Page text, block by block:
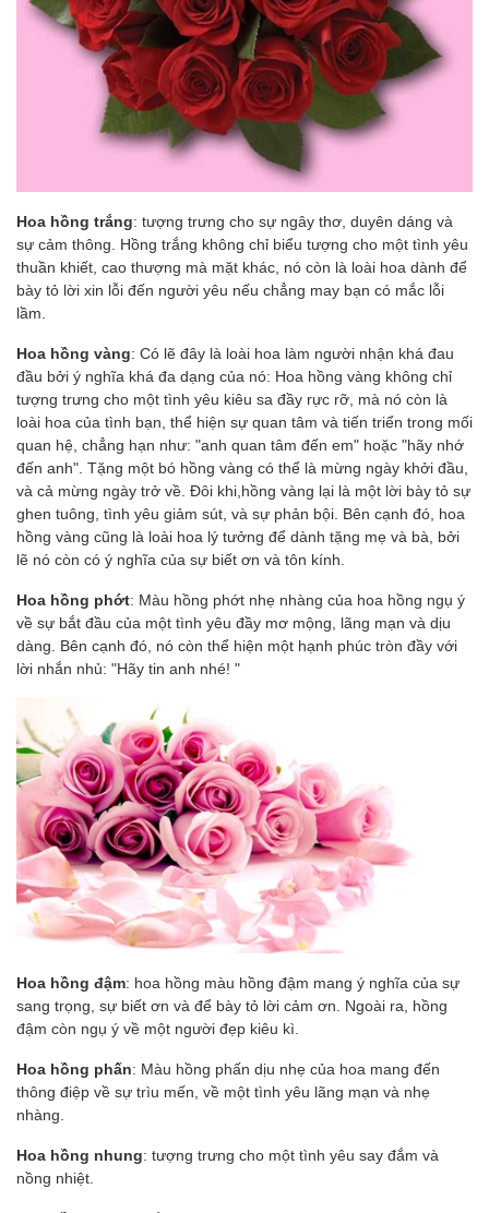
Hoa hồng trắng: tượng trưng cho sự ngây thơ, duyên dáng và
sự cảm thông. Hồng trắng không chỉ biểu tượng cho một tình yêu
thuần khiết, cao thượng mà mặt khác, nó còn là loài hoa dành để
bày tỏ lời xin lỗi đến người yêu nếu chẳng may bạn có mắc lỗi
lầm.
Hoa hồng vàng: Có lẽ đây là loài hoa làm người nhận khá đau
đầu bởi ý nghĩa khá đa dạng của nó: Hoa hồng vàng không chỉ
tượng trưng cho một tình yêu kiêu sa đầy rực rỡ, mà nó còn là
loài hoa của tình bạn, thể hiện sự quan tâm và tiến triển trong mối
quan hệ, chẳng hạn như: "anh quan tâm đến em" hoặc "hãy nhớ
đến anh". Tặng một bó hồng vàng có thể là mừng ngày khởi đầu,
và cả mừng ngày trở về. Đôi khi,hồng vàng lại là một lời bày tỏ sự
ghen tuông, tình yêu giảm sút, và sự phản bội. Bên cạnh đó, hoa
hồng vàng cũng là loài hoa lý tưởng để dành tặng mẹ và bà, bởi
lẽ nó còn có ý nghĩa của sự biết ơn và tôn kính.
Hoa hồng phớt: Màu hồng phớt nhẹ nhàng của hoa hồng ngụ ý
về sự bắt đầu của một tình yêu đầy mơ mộng, lãng mạn và dịu
dàng. Bên cạnh đó, nó còn thể hiện một hạnh phúc tròn đầy với
lời nhắn nhủ: "Hãy tin anh nhé! "
Hoa hồng đậm: hoa hồng màu hồng đậm mang ý nghĩa của sự
sang trọng, sự biết ơn và để bày tỏ lời cảm ơn. Ngoài ra, hồng
đậm còn ngụ ý về một người đẹp kiêu kì.
Hoa hồng phấn: Màu hồng phấn dịu nhẹ của hoa mang đến
thông điệp về sự trìu mến, về một tình yêu lãng mạn và nhẹ
nhàng.
Hoa hồng nhung: tượng trưng cho một tình yêu say đắm và
nồng nhiệt.